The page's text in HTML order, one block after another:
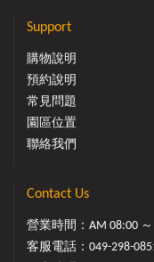
Support
購物說明
預約說明
常見問題
園區位置
聯絡我們
Contact Us
營業時間：AM 08:00 ～
客服電話： 049-298-